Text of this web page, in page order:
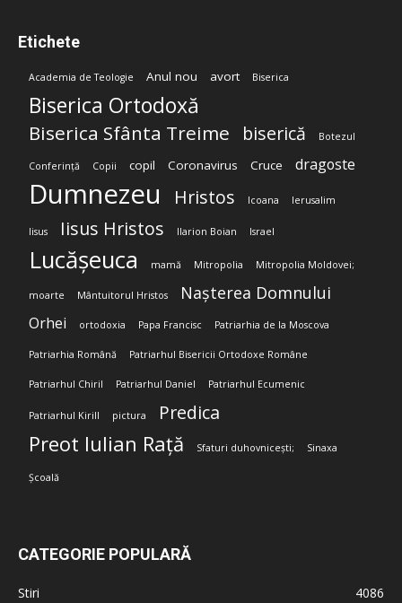
Etichete
Academia de Teologie Anul nou avort Biserica
Biserica Ortodoxă
Biserica Sfânta Treime biserică Botezul
Conferință Copii copil Coronavirus Cruce dragoste
Dumnezeu Hristos Icoana Ierusalim
Iisus Iisus Hristos Ilarion Boian Israel
Lucășeuca mamă Mitropolia Mitropolia Moldovei;
moarte Mântuitorul Hristos Nașterea Domnului
Orhei ortodoxia Papa Francisc Patriarhia de la Moscova
Patriarhia Română Patriarhul Bisericii Ortodoxe Române
Patriarhul Chiril Patriarhul Daniel Patriarhul Ecumenic
Patriarhul Kirill pictura Predica
Preot Iulian Rață Sfaturi duhovnicești; Sinaxa
Școală
CATEGORIE POPULARĂ
Stiri
4086